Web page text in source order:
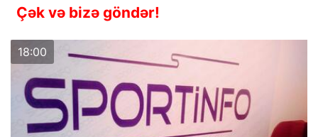
Çək və bizə göndər!
18:00